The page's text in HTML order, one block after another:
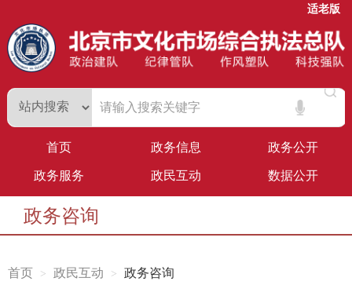
适老版
首页 政务信息 政务公开
政务服务 政民互动 数据公开
政务咨询
首页 政民互动 政务咨询